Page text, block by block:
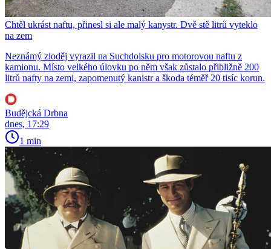
Chtěl ukrást naftu, přinesl si ale malý kanystr. Dvě stě litrů vyteklo
na zem
Neznámý zloděj vyrazil na Suchdolsku pro motorovou naftu z
kamionu. Místo velkého úlovku po něm však zůstalo přibližně 200
litrů nafty na zemi, zapomenutý kanistr a škoda téměř 20 tisíc korun.
Budějcká Drbna
dnes, 17:29
1 min